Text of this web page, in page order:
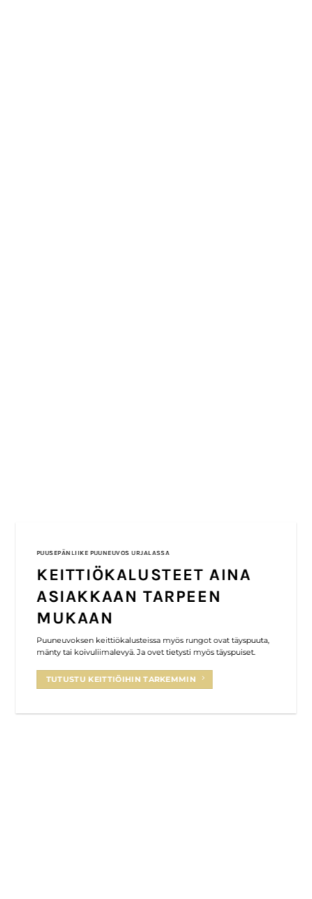
PUUSEPÄNLIIKE PUUNEUVOS URJALASSA
KEITTIÖKALUSTEET AINA
ASIAKKAAN TARPEEN
MUKAAN
Puuneuvoksen keittiökalusteissa myös rungot ovat täyspuuta,
mänty tai koivuliimalevyä. Ja ovet tietysti myös täyspuiset.
TUTUSTU KEITTIÖIHIN TARKEMMIN